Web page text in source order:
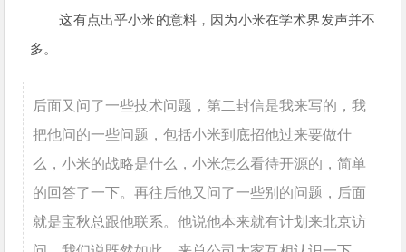
这有点出乎小米的意料，因为小米在学术界发声并不
多。
后面又问了一些技术问题，第二封信是我来写的，我
把他问的一些问题，包括小米到底招他过来要做什
么，小米的战略是什么，小米怎么看待开源的，简单
的回答了一下。再往后他又问了一些别的问题，后面
就是宝秋总跟他联系。他说他本来就有计划来北京访